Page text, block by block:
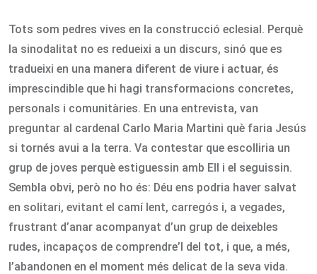
Tots som pedres vives en la construcció eclesial. Perquè
la sinodalitat no es redueixi a un discurs, sinó que es
tradueixi en una manera diferent de viure i actuar, és
imprescindible que hi hagi transformacions concretes,
personals i comunitàries. En una entrevista, van
preguntar al cardenal Carlo Maria Martini què faria Jesús
si tornés avui a la terra. Va contestar que escolliria un
grup de joves perquè estiguessin amb Ell i el seguissin.
Sembla obvi, però no ho és: Déu ens podria haver salvat
en solitari, evitant el camí lent, carregós i, a vegades,
frustrant d’anar acompanyat d’un grup de deixebles
rudes, incapaços de comprendre’l del tot, i que, a més,
l’abandonen en el moment més delicat de la seva vida.